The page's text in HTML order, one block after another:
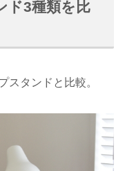
ド3種類を比
スタンドと比較。